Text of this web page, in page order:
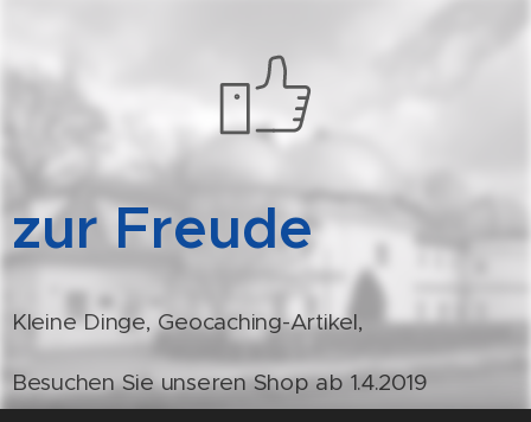
zur Freude
Kleine Dinge, Geocaching-Artikel,
Besuchen Sie unseren Shop ab 1.4.2019